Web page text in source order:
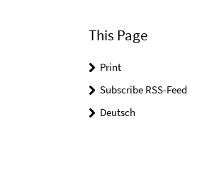
This Page
Print
Subscribe RSS-Feed
Deutsch